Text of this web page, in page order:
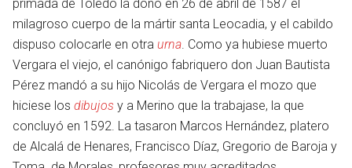
otro
primada de Toledo la donó en 26 de abril de 1587 el
milagroso cuerpo de la mártir santa Leocadia, y el cabildo
dispuso colocarle en otra urna. Como ya hubiese muerto
Vergara el viejo, el canónigo fabriquero don Juan Bautista
Pérez mandó a su hijo Nicolás de Vergara el mozo que
hiciese los dibujos y a Merino que la trabajase, la que
concluyó en 1592. La tasaron Marcos Hernández, platero
de Alcalá de Henares, Francisco Díaz, Gregorio de Baroja y